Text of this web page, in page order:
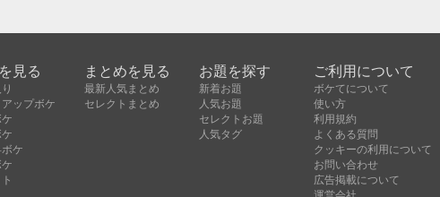
見る
ップボケ
ケ
まとめを見る
最新人気まとめ
セレクトまとめ
お題を探す
新着お題
人気お題
セレクトお題
人気タグ
ご利用について
ボケてについて
使い方
利用規約
よくある質問
クッキーの利用について
お問い合わせ
広告掲載について